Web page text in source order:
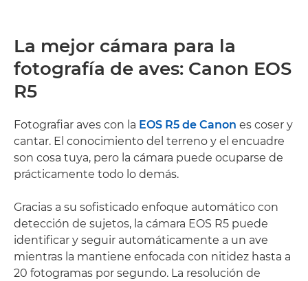
La mejor cámara para la
fotografía de aves: Canon EOS
R5
Fotografiar aves con la EOS R5 de Canon es coser y
cantar. El conocimiento del terreno y el encuadre
son cosa tuya, pero la cámara puede ocuparse de
prácticamente todo lo demás.
Gracias a su sofisticado enfoque automático con
detección de sujetos, la cámara EOS R5 puede
identificar y seguir automáticamente a un ave
mientras la mantiene enfocada con nitidez hasta a
20 fotogramas por segundo. La resolución de